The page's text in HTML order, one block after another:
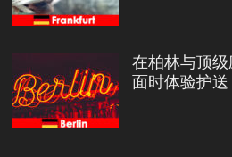
在柏林与顶
面时体验护送